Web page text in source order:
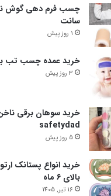
سانت
1 روز پیش
خرید عمده چسب تب
3 روز پیش
خرید سوهان برقی
safetydad
5 روز پیش
خرید انواع پستانک
بالای 6 ماه
16 تیر, 1405